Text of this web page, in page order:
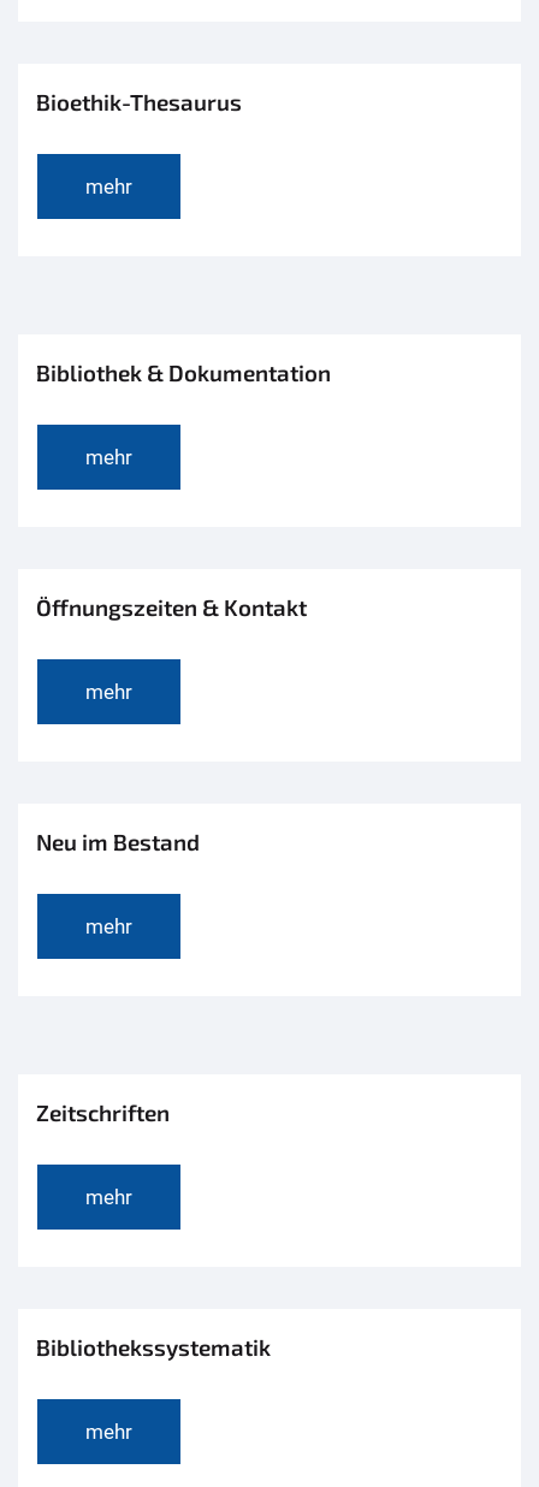
Bioethik-Thesaurus
mehr
Bibliothek & Dokumentation
mehr
Öffnungszeiten & Kontakt
mehr
Neu im Bestand
mehr
Zeitschriften
mehr
Bibliothekssystematik
mehr